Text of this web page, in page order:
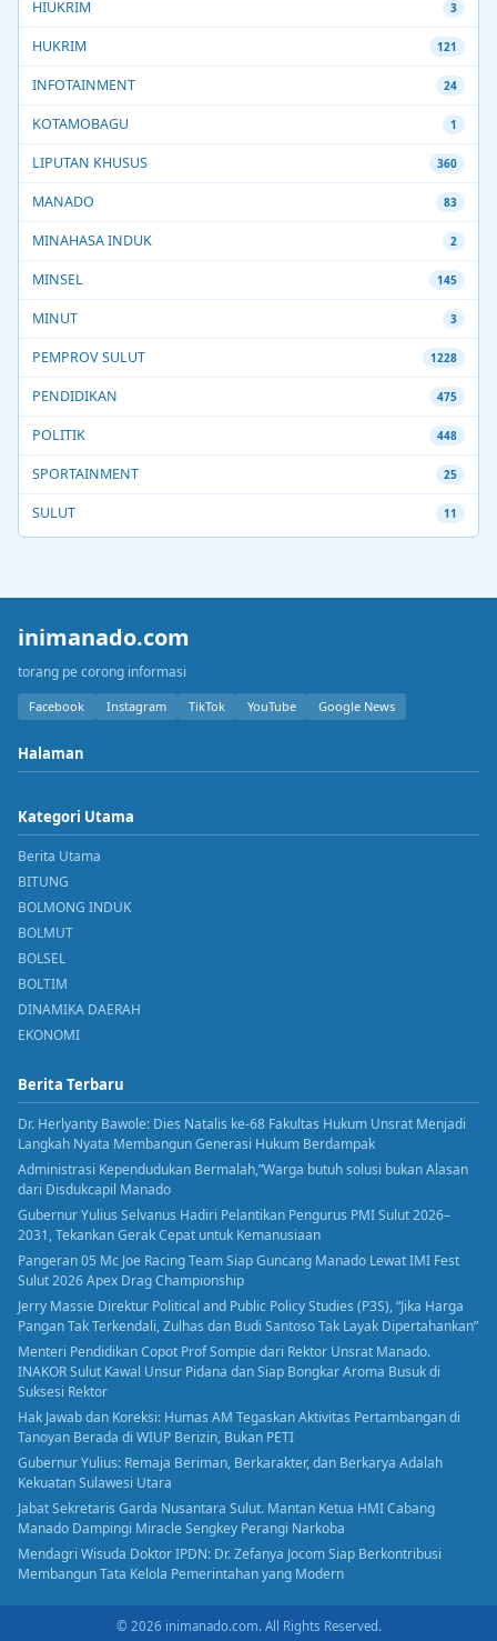
HIUKRIM 3
HUKRIM 121
INFOTAINMENT 24
KOTAMOBAGU 1
LIPUTAN KHUSUS 360
MANADO 83
MINAHASA INDUK 2
MINSEL 145
MINUT 3
PEMPROV SULUT 1228
PENDIDIKAN 475
POLITIK 448
SPORTAINMENT 25
SULUT 11
inimanado.com
torang pe corong informasi
Facebook Instagram TikTok YouTube Google News
Halaman
Kategori Utama
Berita Utama
BITUNG
BOLMONG INDUK
BOLMUT
BOLSEL
BOLTIM
DINAMIKA DAERAH
EKONOMI
Berita Terbaru
Dr. Herlyanty Bawole: Dies Natalis ke-68 Fakultas Hukum Unsrat Menjadi
Langkah Nyata Membangun Generasi Hukum Berdampak
Administrasi Kependudukan Bermalah,”Warga butuh solusi bukan Alasan
dari Disdukcapil Manado
Gubernur Yulius Selvanus Hadiri Pelantikan Pengurus PMI Sulut 2026–
2031, Tekankan Gerak Cepat untuk Kemanusiaan
Pangeran 05 Mc Joe Racing Team Siap Guncang Manado Lewat IMI Fest
Sulut 2026 Apex Drag Championship
Jerry Massie Direktur Political and Public Policy Studies (P3S), “Jika Harga
Pangan Tak Terkendali, Zulhas dan Budi Santoso Tak Layak Dipertahankan”
Menteri Pendidikan Copot Prof Sompie dari Rektor Unsrat Manado.
INAKOR Sulut Kawal Unsur Pidana dan Siap Bongkar Aroma Busuk di
Suksesi Rektor
Hak Jawab dan Koreksi: Humas AM Tegaskan Aktivitas Pertambangan di
Tanoyan Berada di WIUP Berizin, Bukan PETI
Gubernur Yulius: Remaja Beriman, Berkarakter, dan Berkarya Adalah
Kekuatan Sulawesi Utara
Jabat Sekretaris Garda Nusantara Sulut. Mantan Ketua HMI Cabang
Manado Dampingi Miracle Sengkey Perangi Narkoba
Mendagri Wisuda Doktor IPDN: Dr. Zefanya Jocom Siap Berkontribusi
Membangun Tata Kelola Pemerintahan yang Modern
© 2026 inimanado.com. All Rights Reserved.